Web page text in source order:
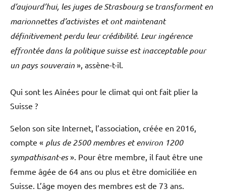
d’aujourd’hui, les juges de Strasbourg se transforment en
marionnettes d’activistes et ont maintenant
définitivement perdu leur crédibilité. Leur ingérence
effrontée dans la politique suisse est inacceptable pour
un pays souverain », assène-t-il.
Qui sont les Aînées pour le climat qui ont fait plier la
Suisse ?
Selon son site Internet, l’association, créée en 2016,
compte « plus de 2500 membres et environ 1200
sympathisant·es». Pour être membre, il faut être une
femme âgée de 64 ans ou plus et être domiciliée en
Suisse. L’âge moyen des membres est de 73 ans.